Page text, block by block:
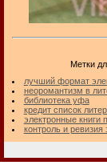
Метки
лучший формат
неоромантизм в
библиотека уфа
кредит список
электронные книги
контроль и ревизия